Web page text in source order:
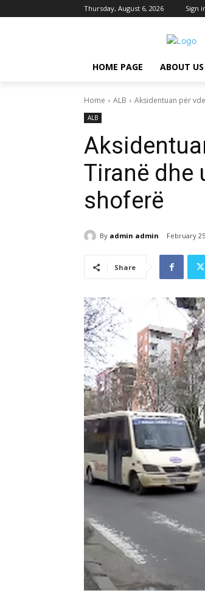
Thursday, August 6, 2026 Sign
HOME PAGE ABOUT US
Home ALB Aksidentuan për
ALB
Tiranë dhe
shoferë
By admin admin February
Share